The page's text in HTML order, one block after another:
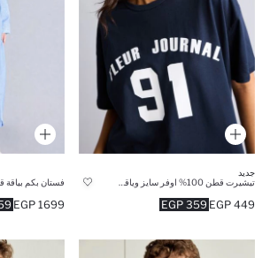
جديد
359 EGP 449 EGP
فستان بكم بياقة
1699 EGP